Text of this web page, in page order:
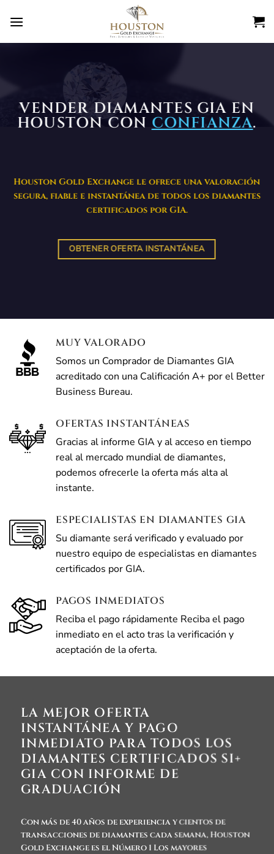
VENDER DIAMANTES GIA EN
HOUSTON CON CONFIANZA.
Houston Gold Exchange le ofrece una valoración
segura, fiable e instantánea de todos los diamantes
certificados por GIA.
OBTENER OFERTA INSTANTÁNEA
MUY VALORADO
Somos un Comprador de Diamantes GIA
acreditado con una Calificación A+ por el Better
Business Bureau.
OFERTAS INSTANTÁNEAS
Gracias al informe GIA y al acceso en tiempo
real al mercado mundial de diamantes,
podemos ofrecerle la oferta más alta al
instante.
ESPECIALISTAS EN DIAMANTES GIA
Su diamante será verificado y evaluado por
nuestro equipo de especialistas en diamantes
certificados por GIA.
PAGOS INMEDIATOS
Reciba el pago rápidamente Reciba el pago
inmediato en el acto tras la verificación y
aceptación de la oferta.
LA MEJOR OFERTA
INSTANTÁNEA Y PAGO
INMEDIATO PARA TODOS LOS
DIAMANTES CERTIFICADOS SI+
GIA CON INFORME DE
GRADUACIÓN
Con más de 40 años de experiencia y cientos de
transacciones de diamantes cada semana, Houston
Gold Exchange es el Número 1 Los mayores